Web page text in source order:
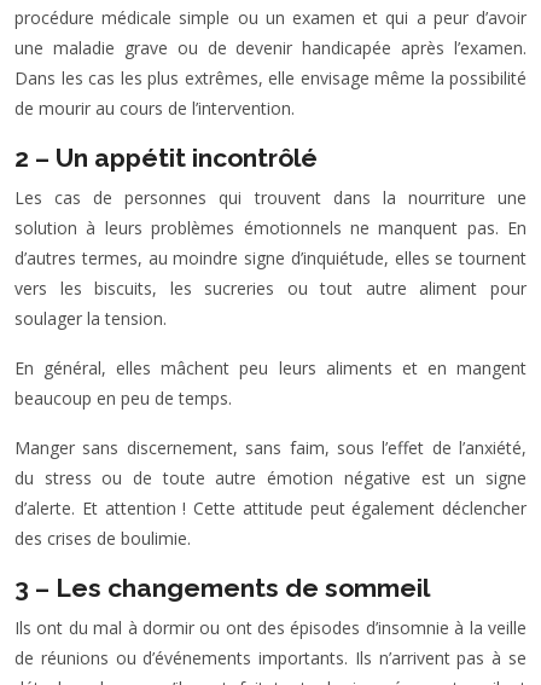
procédure médicale simple ou un examen et qui a peur d’avoir
une maladie grave ou de devenir handicapée après l’examen.
Dans les cas les plus extrêmes, elle envisage même la possibilité
de mourir au cours de l’intervention.
2 – Un appétit incontrôlé
Les cas de personnes qui trouvent dans la nourriture une
solution à leurs problèmes émotionnels ne manquent pas. En
d’autres termes, au moindre signe d’inquiétude, elles se tournent
vers les biscuits, les sucreries ou tout autre aliment pour
soulager la tension.
En général, elles mâchent peu leurs aliments et en mangent
beaucoup en peu de temps.
Manger sans discernement, sans faim, sous l’effet de l’anxiété,
du stress ou de toute autre émotion négative est un signe
d’alerte. Et attention ! Cette attitude peut également déclencher
des crises de boulimie.
3 – Les changements de sommeil
Ils ont du mal à dormir ou ont des épisodes d’insomnie à la veille
de réunions ou d’événements importants. Ils n’arrivent pas à se